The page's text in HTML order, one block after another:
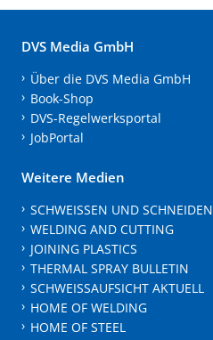
DVS Media GmbH
Über die DVS Media GmbH
Book-Shop
DVS-Regelwerksportal
JobPortal
Weitere Medien
SCHWEISSEN UND SCHNEIDEN
WELDING AND CUTTING
JOINING PLASTICS
THERMAL SPRAY BULLETIN
SCHWEISSAUFSICHT AKTUELL
HOME OF WELDING
HOME OF STEEL